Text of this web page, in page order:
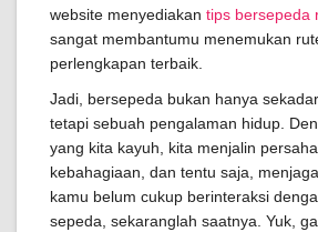
website menyediakan tips bersepeda
sangat membantumu menemukan
perlengkapan terbaik.
Jadi, bersepeda bukan hanya
tetapi sebuah pengalaman hidup.
yang kita kayuh, kita menjalin
kebahagiaan, dan tentu saja,
kamu belum cukup berinteraksi
sepeda, sekaranglah saatnya. Yuk,